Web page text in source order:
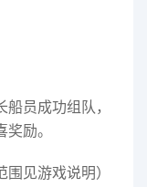
员成功组队，
励。
见游戏说明）